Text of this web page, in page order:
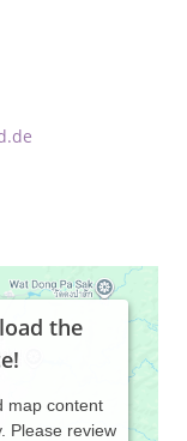
the
map content
Please review